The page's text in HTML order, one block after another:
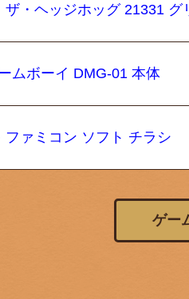
・ヘッジホッグ 21331 グ
ムボーイ DMG-01 本体
ァミコン ソフト チラシ
ゲー